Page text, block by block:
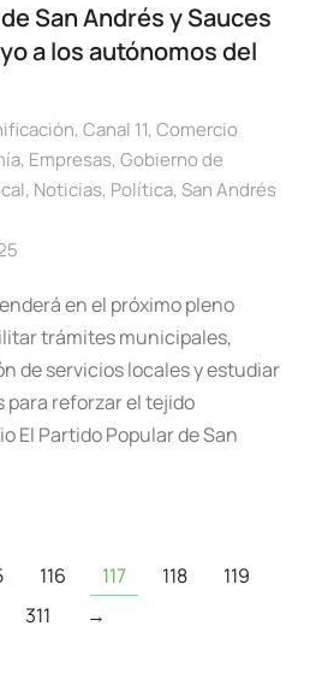
San Andrés y Sauces
a los autónomos del
, Canal 11, Comercio
, Empresas, Gobierno de
, Noticias, Política, San Andrés
en el próximo pleno
trámites municipales,
de servicios locales y estudiar
reforzar el tejido
El Partido Popular de San
116 117 118
119
311 →